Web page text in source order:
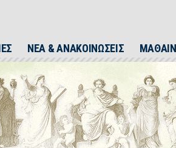
ΝΕΑ & ΑΝΑΚΟΙΝΩΣΕΙΣ